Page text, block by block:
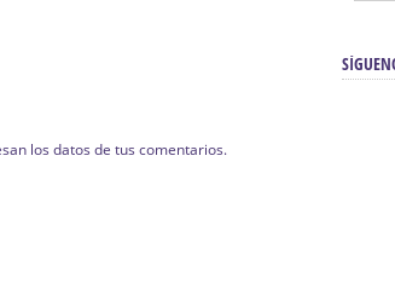
los datos de tus comentarios.